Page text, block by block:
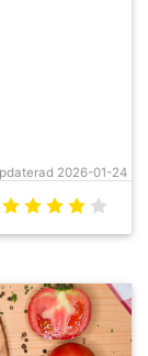
2026-01-24